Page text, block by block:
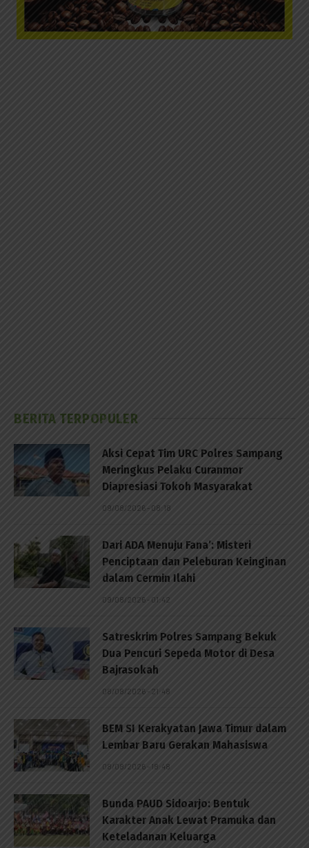
BERITA TERPOPULER
Aksi Cepat Tim URC Polres Sampang
Meringkus Pelaku Curanmor
Diapresiasi Tokoh Masyarakat
09/08/2026 - 08:18
Dari ADA Menuju Fana’: Misteri
Penciptaan dan Peleburan Keinginan
dalam Cermin Ilahi
09/08/2026 - 01:42
Satreskrim Polres Sampang Bekuk
Dua Pencuri Sepeda Motor di Desa
Bajrasokah
08/08/2026 - 21:48
BEM SI Kerakyatan Jawa Timur dalam
Lembar Baru Gerakan Mahasiswa
08/08/2026 - 18:48
Bunda PAUD Sidoarjo: Bentuk
Karakter Anak Lewat Pramuka dan
Keteladanan Keluarga